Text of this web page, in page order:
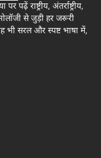
पढ़ें राष्ट्रीय, अंतर्राष्ट्रीय,
से जुड़ी हर जरूरी
भी सरल और स्पष्ट भाषा में,